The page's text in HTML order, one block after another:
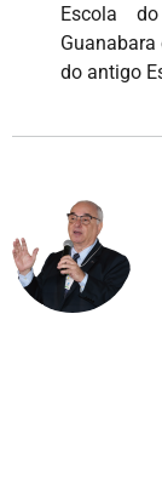
Escola
do antigo